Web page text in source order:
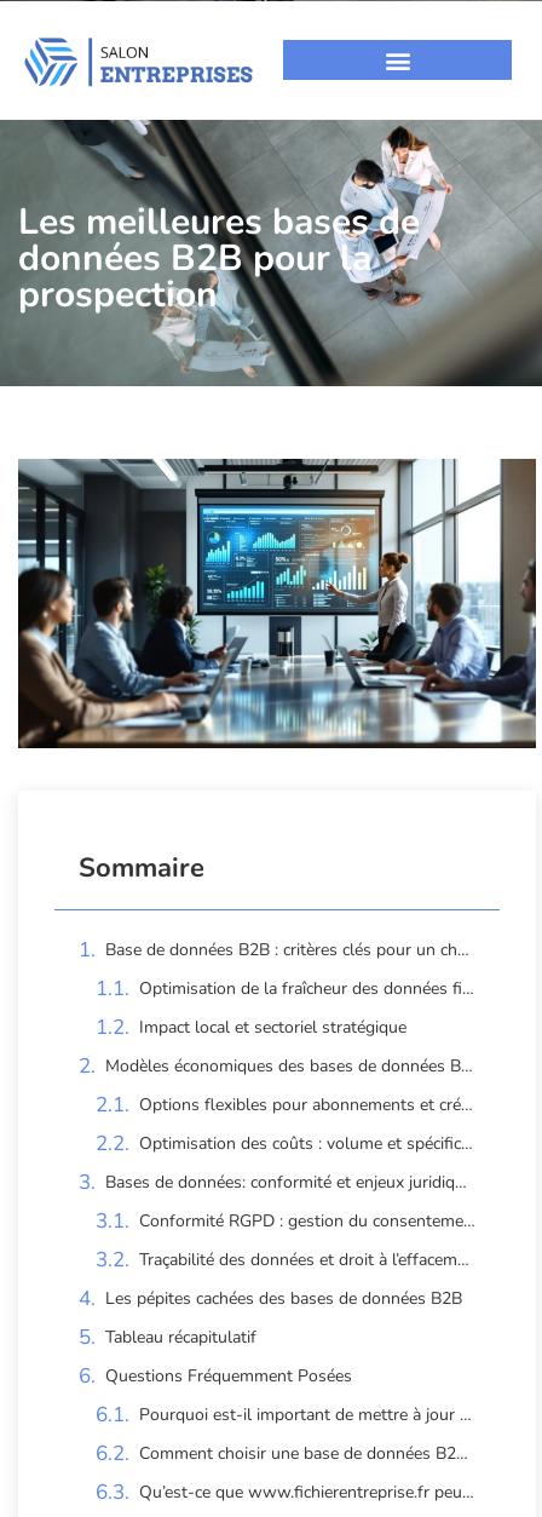
Les meilleures bases de
données B2B pour la
prospection
Sommaire
Base de données B2B : critères clés pour un choix optimal
Optimisation de la fraîcheur des données fiables
Impact local et sectoriel stratégique
Modèles économiques des bases de données B2B et stratégies clés
Options flexibles pour abonnements et crédits
Optimisation des coûts : volume et spécificité
Bases de données: conformité et enjeux juridiques clés
Conformité RGPD : gestion du consentement utilisateur
Traçabilité des données et droit à l’effacement
Les pépites cachées des bases de données B2B
Tableau récapitulatif
Questions Fréquemment Posées
Pourquoi est-il important de mettre à jour régulièrement une base de données B2B ?
Comment choisir une base de données B2B adaptée à mes besoins ?
Qu’est-ce que www.fichierentreprise.fr peut offrir aux entreprises en quête de clients potentiels ?